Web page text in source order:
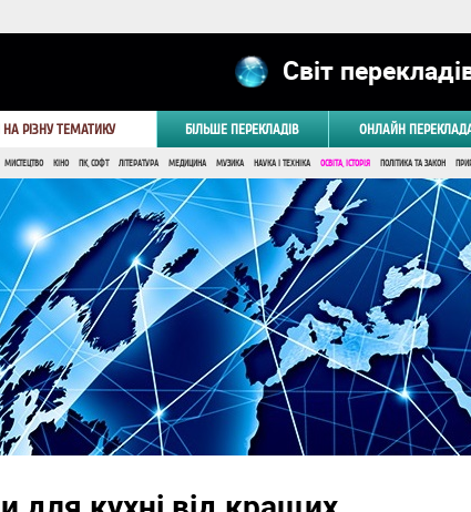
Світ
РІЗНУ ТЕМАТИКУ БІЛЬШЕ ПЕРЕКЛАДІВ ОНЛАЙН
МИСТЕЦТВО КІНО ПК, СОФТ ЛІТЕРАТУРА МЕДИЦИНА МУЗИКА НАУКА І ТЕХНІКА ОСВІТА, ІСТОРІЯ ПОЛІТИКА ТА ЗАКОН